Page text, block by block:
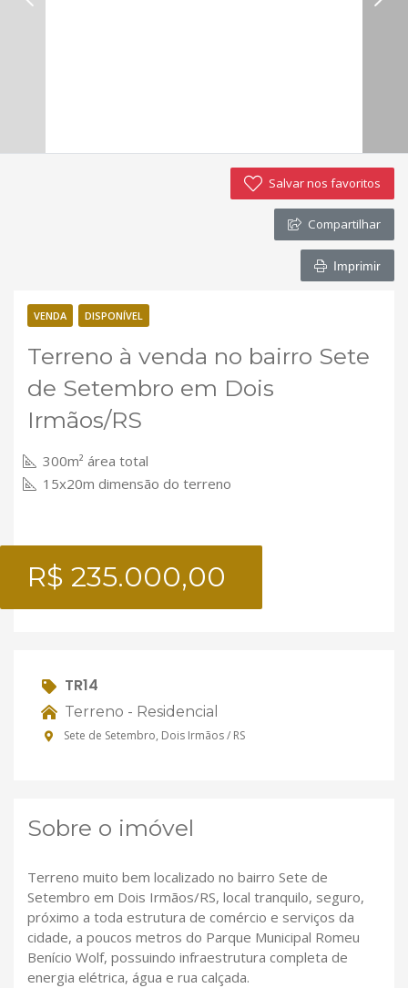
Salvar nos favoritos
Compartilhar
Imprimir
VENDA DISPONÍVEL
Terreno à venda no bairro Sete
de Setembro em Dois
Irmãos/RS
300m² área total
15x20m dimensão do terreno
R$ 235.000,00
TR14
Terreno - Residencial
Sete de Setembro, Dois Irmãos / RS
Sobre o imóvel
Terreno muito bem localizado no bairro Sete de
Setembro em Dois Irmãos/RS, local tranquilo, seguro,
próximo a toda estrutura de comércio e serviços da
cidade, a poucos metros do Parque Municipal Romeu
Benício Wolf, possuindo infraestrutura completa de
energia elétrica, água e rua calçada.